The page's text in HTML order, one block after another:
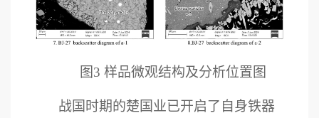
图3 样品微观结构及分析位置图
战国时期的楚国业已开启了自身铁器